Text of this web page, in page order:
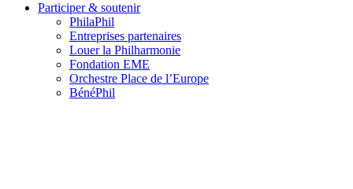
Participer & soutenir
PhilaPhil
Entreprises partenaires
Louer la Philharmonie
Fondation EME
Orchestre Place de l’Europe
BénéPhil